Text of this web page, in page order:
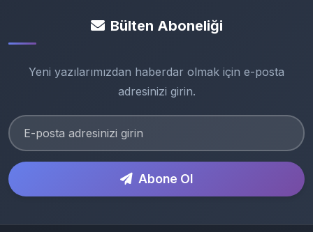
Bülten Aboneliği
Yeni yazılarımızdan haberdar olmak için e-posta
adresinizi girin.
Abone Ol